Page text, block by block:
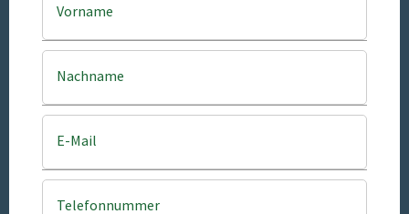
Vorname
Nachname
E-Mail
Telefonnummer